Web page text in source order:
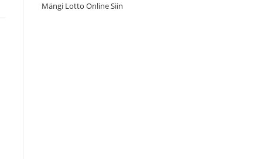
Mängi Lotto Online Siin